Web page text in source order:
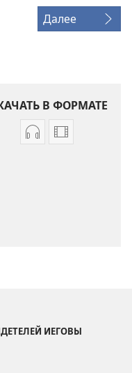
Далее
В ФОРМАТЕ
ВариантыВарианты
ИЕГОВЫ